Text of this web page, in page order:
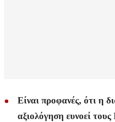
Είναι προφανές, ότι η
αξιολόγηση ευνοεί